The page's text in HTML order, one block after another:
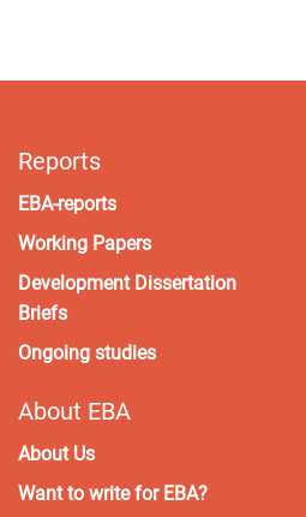
Reports
EBA-reports
Working Papers
Development Dissertation
Briefs
Ongoing studies
About EBA
About Us
Want to write for EBA?